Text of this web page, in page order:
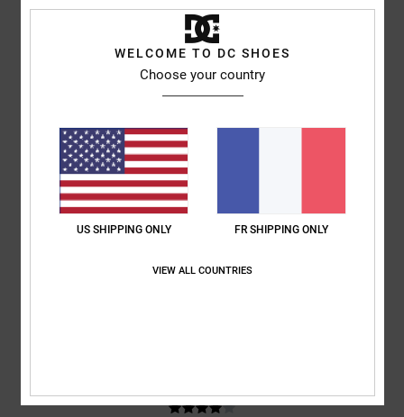
9 juillet 2026
Achat vérifié
Confort: 3/5 Taille: Petit Matière: 5/5 : 5/5
5
WELCOME TO DC SHOES
Choose your country
US SHIPPING ONLY FR SHIPPING ONLY
VIEW ALL COUNTRIES